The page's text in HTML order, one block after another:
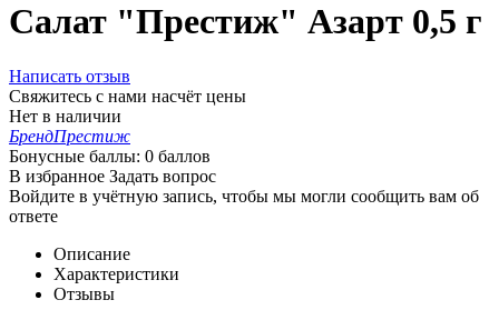
Салат "Престиж" Азарт 0,5 г
Написать отзыв
Свяжитесь с нами насчёт цены
Нет в наличии
БрендПрестиж
Бонусные баллы: 0 баллов
В избранное Задать вопрос
Войдите в учётную запись, чтобы мы могли сообщить вам об
ответе
Описание
Характеристики
Отзывы